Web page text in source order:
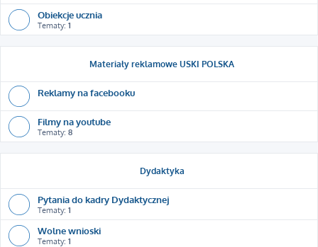
Obiekcje ucznia
Tematy: 1
Materiały reklamowe USKI POLSKA
Reklamy na facebooku
Filmy na youtube
Tematy: 8
Dydaktyka
Pytania do kadry Dydaktycznej
Tematy: 1
Wolne wnioski
Tematy: 1